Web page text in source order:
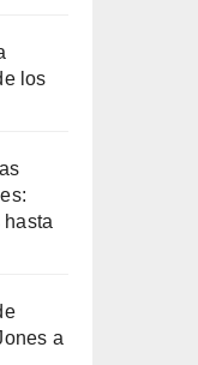
los
hasta
a